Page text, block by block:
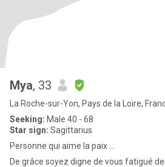
Mya, 33
La Roche-sur-Yon, Pays de la Loire,
Seeking: Male 40 - 68
Star sign: Sagittarius
Personne qui aime la paix ...
De grâce soyez digne de vous fatigué